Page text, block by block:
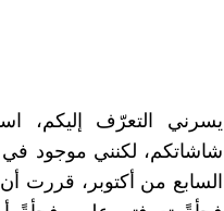
يسرني التعرّف إليكم،
شاشاتكم، لكنني موجود
السابع من أكتوبر، قررت